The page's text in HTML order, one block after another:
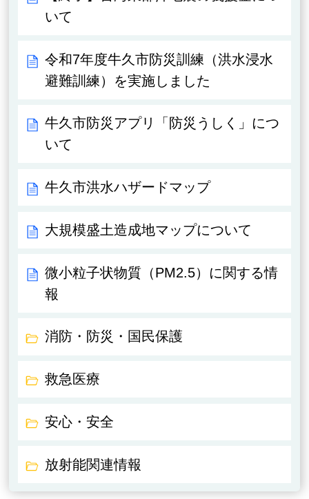
いて
令和7年度牛久市防災訓練（洪水浸水
避難訓練）を実施しました
牛久市防災アプリ「防災うしく」につ
いて
牛久市洪水ハザードマップ
大規模盛土造成地マップについて
微小粒子状物質（PM2.5）に関する情
報
消防・防災・国民保護
救急医療
安心・安全
放射能関連情報